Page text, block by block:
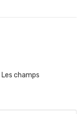
Les champs